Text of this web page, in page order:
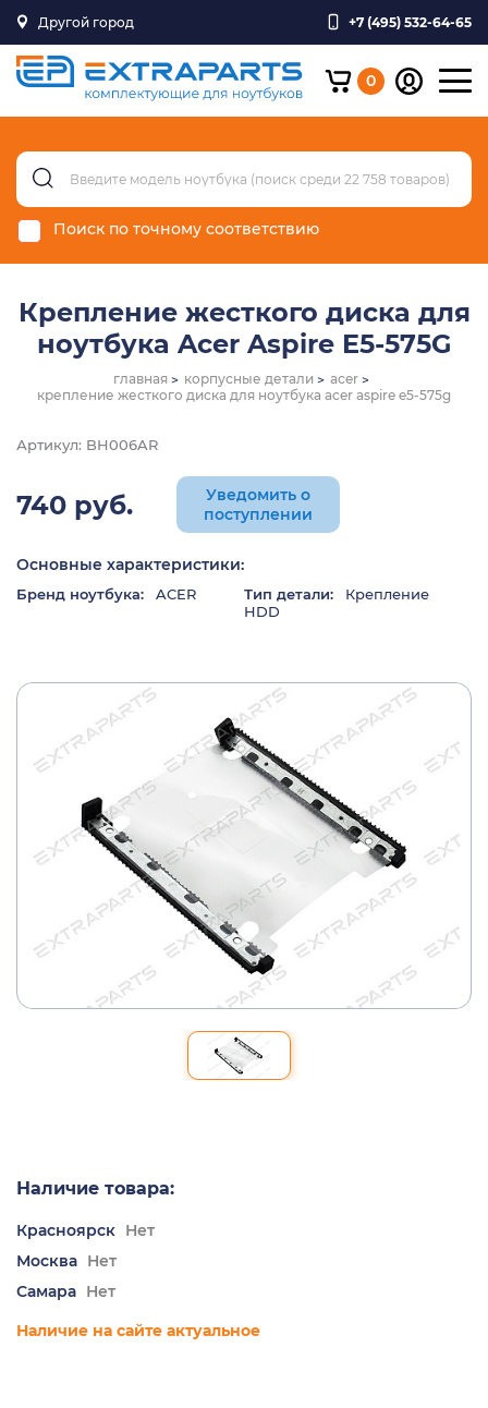
Другой город +7 (495) 532-64-65
0
Поиск по точному соответствию
Крепление жесткого диска для
ноутбука Acer Aspire E5-575G
главная корпусные детали
acer
крепление жесткого диска для ноутбука acer aspire e5-575g
Артикул: BH006AR
740 руб.
Уведомить о
поступлении
Основные характеристики:
Бренд ноутбука: ACER Тип детали:
Крепление
HDD
Наличие товара:
Красноярск Нет
Москва Нет
Самара Нет
Наличие на сайте актуальное